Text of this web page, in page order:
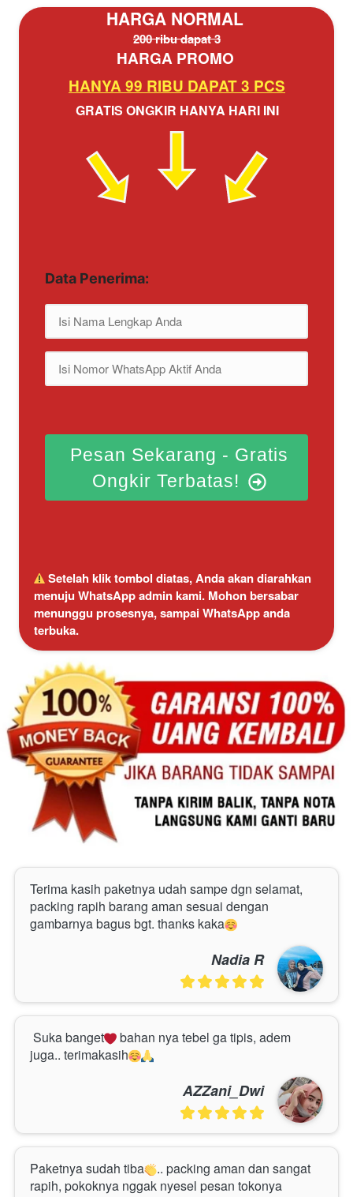
HARGA NORMAL
200 ribu dapat 3
HARGA PROMO
HANYA 99 RIBU DAPAT 3 PCS
GRATIS ONGKIR HANYA HARI INI
Data Penerima:
Pesan Sekarang - Gratis
Ongkir Terbatas!
Setelah klik tombol diatas, Anda akan diarahkan
menuju WhatsApp admin kami. Mohon bersabar
menunggu prosesnya, sampai WhatsApp anda
terbuka.
Terima kasih paketnya udah sampe dgn selamat,
packing rapih barang aman sesuai dengan
gambarnya bagus bgt. thanks kaka
Nadia R
Suka banget
bahan nya tebel ga tipis, adem
juga.. terimakasih
AZZani_Dwi
Paketnya sudah tiba
.. packing aman dan sangat
rapih, pokoknya nggak nyesel pesan tokonya